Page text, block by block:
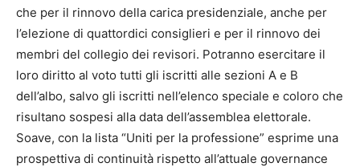
che per il rinnovo della carica presidenziale, anche per
l’elezione di quattordici consiglieri e per il rinnovo dei
membri del collegio dei revisori. Potranno esercitare il
loro diritto al voto tutti gli iscritti alle sezioni A e B
dell’albo, salvo gli iscritti nell’elenco speciale e coloro che
risultano sospesi alla data dell’assemblea elettorale.
Soave, con la lista “Uniti per la professione” esprime una
prospettiva di continuità rispetto all’attuale governance